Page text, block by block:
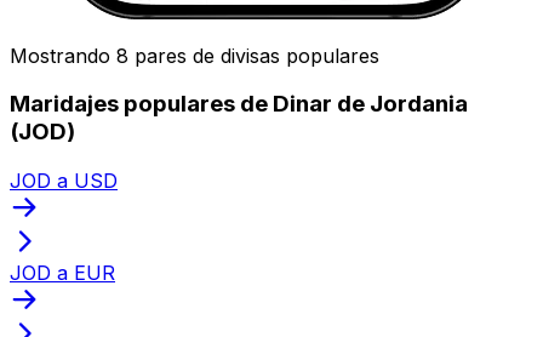
Mostrando 8 pares de divisas populares
Maridajes populares de Dinar de Jordania
(JOD)
JOD a USD
JOD a EUR